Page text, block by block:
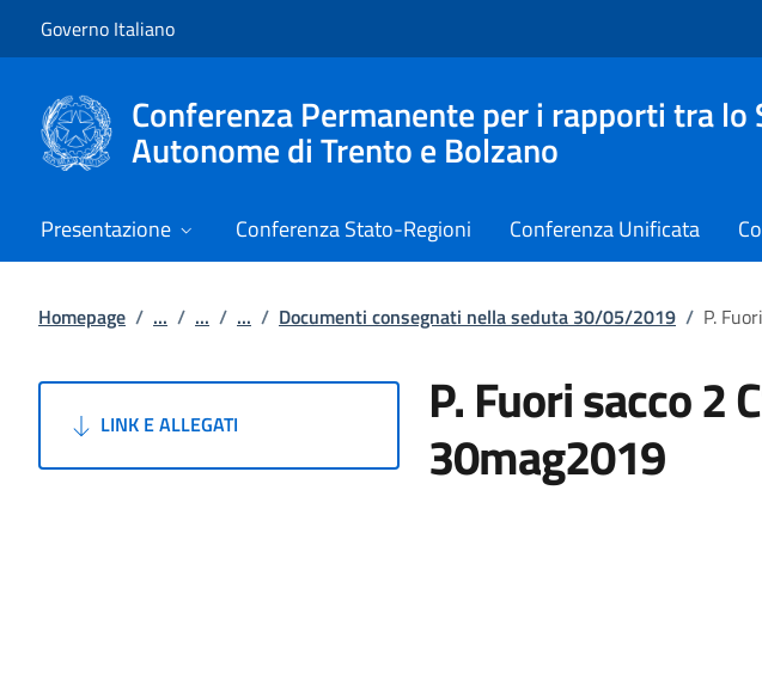
Governo Italiano
Conferenza Permanente per i rapporti tra lo
Autonome di Trento e Bolzano
Presentazione Conferenza Stato-Regioni Conferenza Unificata
Homepage / ... / ... / ... / Documenti consegnati nella seduta 30/05/2019 / P.
LINK E ALLEGATI P. Fuori sacco 2
30mag2019